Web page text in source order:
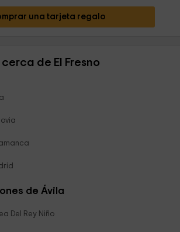
una tarjeta regalo
de El Fresno
de Ávila
Del Rey Niño